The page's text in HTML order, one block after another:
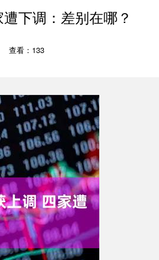
下调：差别在哪？
查看：133